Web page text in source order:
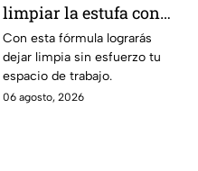
limpiar la estufa con
bicarbonato y limón
Con esta fórmula lograrás
dejar limpia sin esfuerzo tu
espacio de trabajo.
06 agosto, 2026